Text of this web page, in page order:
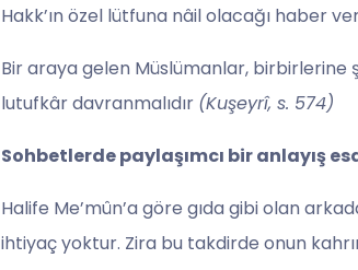
Hakk’ın özel lütfuna nâil olacağı haber
Bir araya gelen Müslümanlar, birbirlerine
lutufkâr davranmalıdır (Kuşeyrî, s. 574)
Sohbetlerde paylaşımcı bir anlayış
Halife Me’mûn’a göre gıda gibi olan
ihtiyaç yoktur. Zira bu takdirde onun